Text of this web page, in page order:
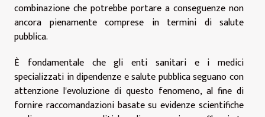
combinazione che potrebbe portare a conseguenze non
ancora pienamente comprese in termini di salute
pubblica.
È fondamentale che gli enti sanitari e i medici
specializzati in dipendenze e salute pubblica seguano con
attenzione l'evoluzione di questo fenomeno, al fine di
fornire raccomandazioni basate su evidenze scientifiche